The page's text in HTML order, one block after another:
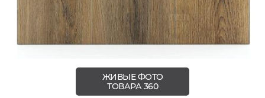
ЖИВЫЕ ФОТО
ТОВАРА 360